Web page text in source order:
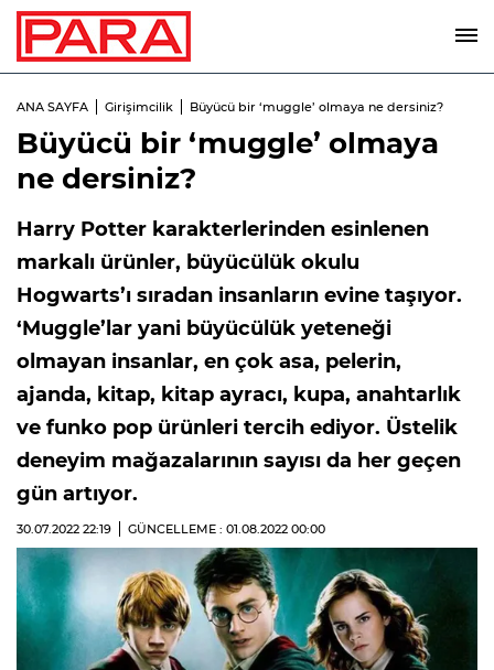
ANA SAYFA Girişimcilik Büyücü bir ‘muggle’ olmaya ne dersiniz?
Büyücü bir ‘muggle’ olmaya
ne dersiniz?
Harry Potter karakterlerinden esinlenen
markalı ürünler, büyücülük okulu
Hogwarts’ı sıradan insanların evine taşıyor.
‘Muggle’lar yani büyücülük yeteneği
olmayan insanlar, en çok asa, pelerin,
ajanda, kitap, kitap ayracı, kupa, anahtarlık
ve funko pop ürünleri tercih ediyor. Üstelik
deneyim mağazalarının sayısı da her geçen
gün artıyor.
30.07.2022 22:19 GÜNCELLEME : 01.08.2022 00:00